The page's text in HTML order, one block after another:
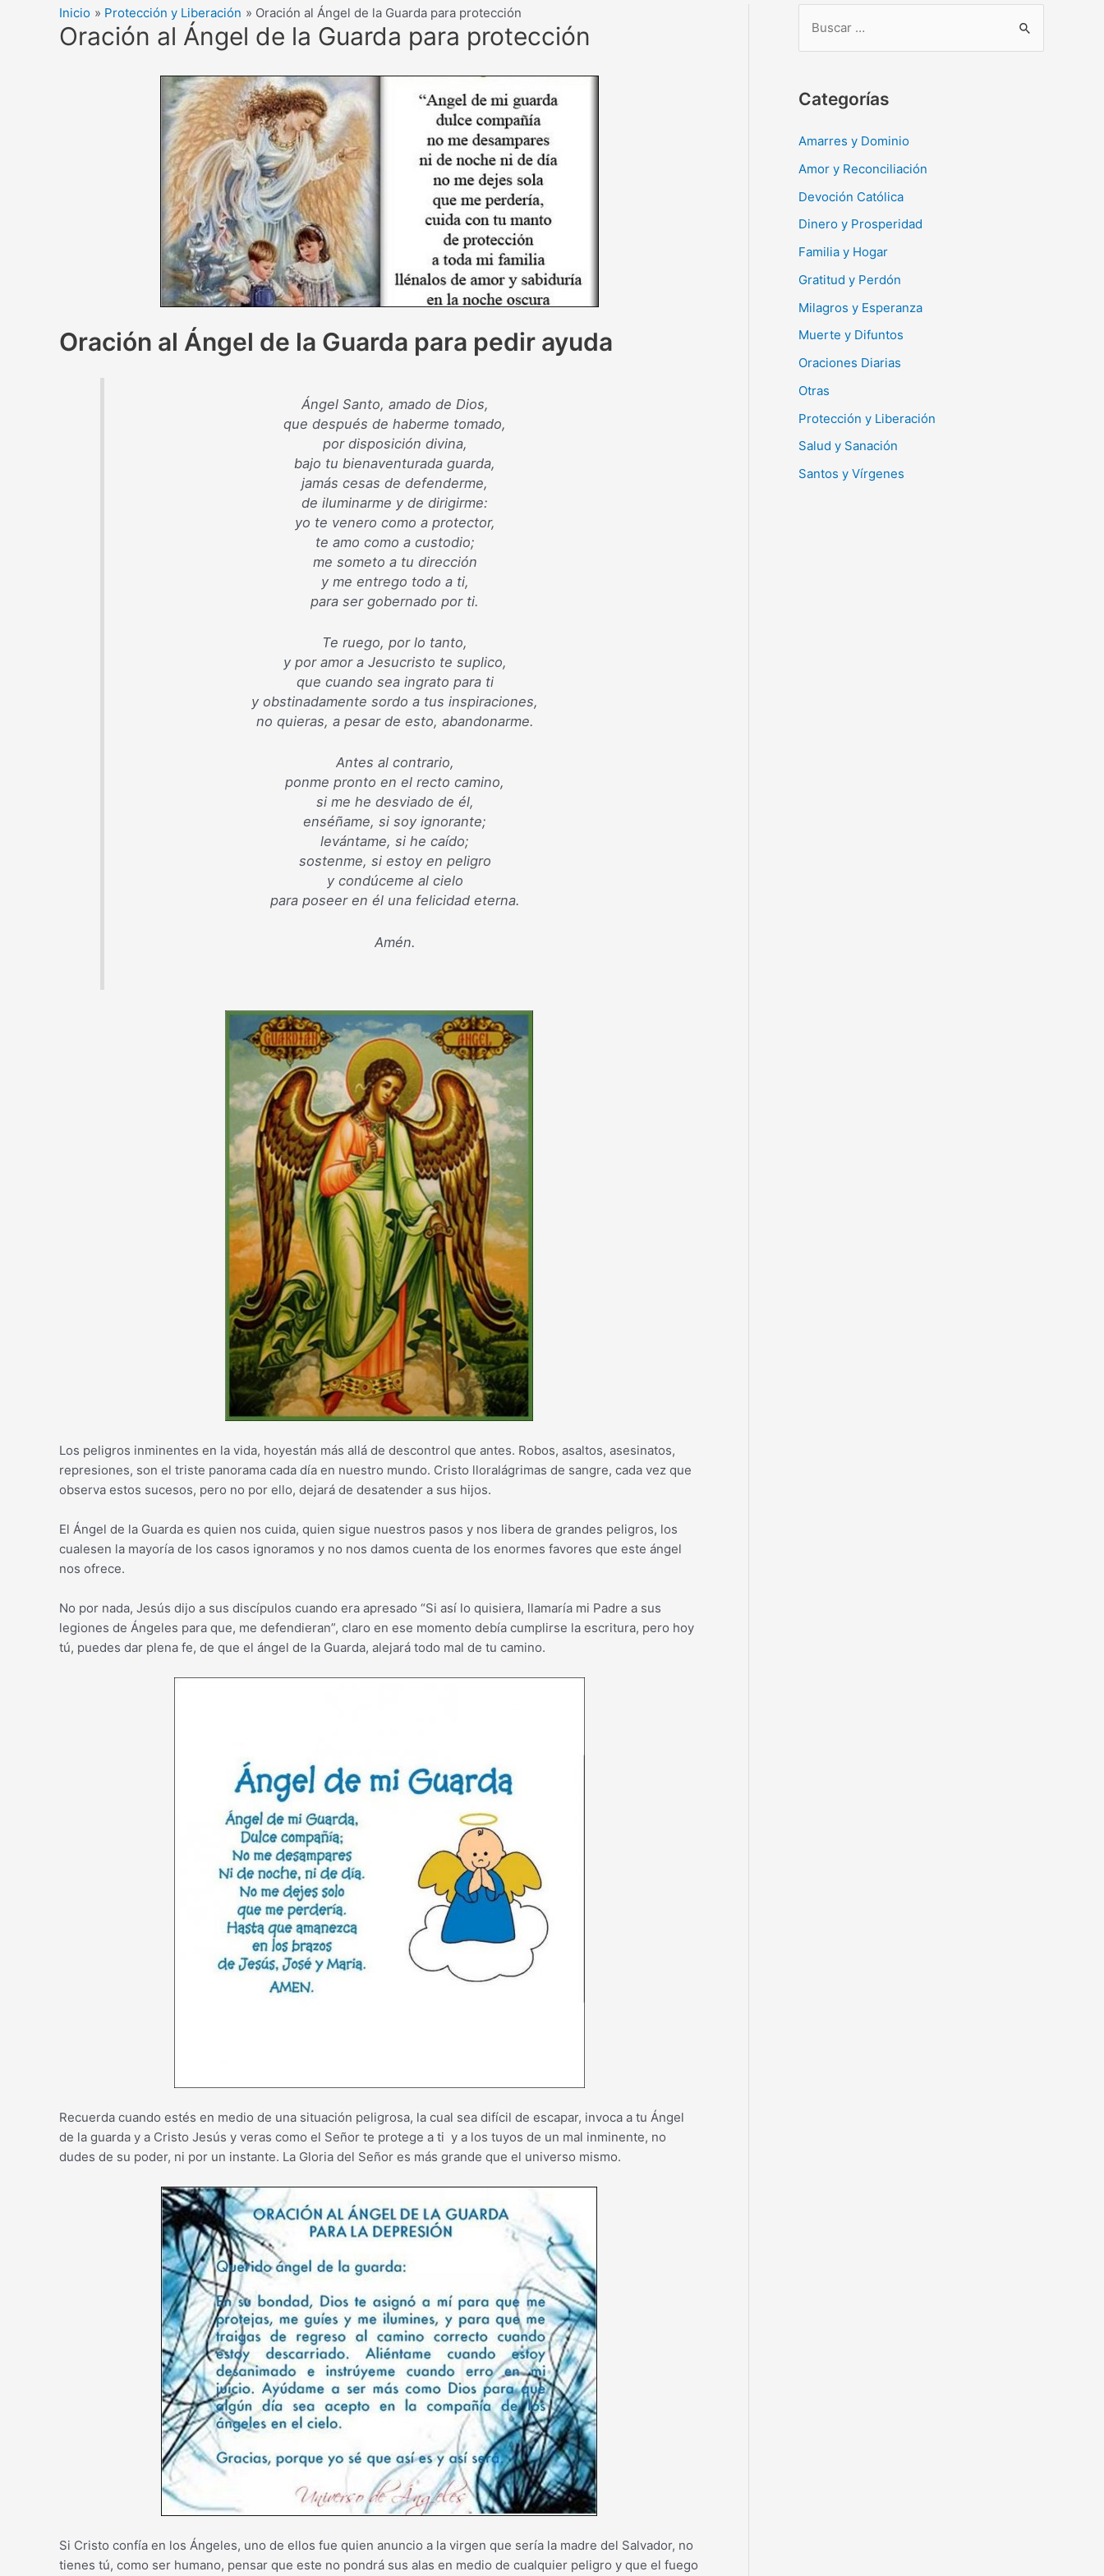
Inicio Protección y Liberación Oración al Ángel de la Guarda para protección
Oración al Ángel de la Guarda para protección
Oración al Ángel de la Guarda para pedir ayuda
Ángel Santo, amado de Dios,
que después de haberme tomado,
por disposición divina,
bajo tu bienaventurada guarda,
jamás cesas de defenderme,
de iluminarme y de dirigirme:
yo te venero como a protector,
te amo como a custodio;
me someto a tu dirección
y me entrego todo a ti,
para ser gobernado por ti.
Te ruego, por lo tanto,
y por amor a Jesucristo te suplico,
que cuando sea ingrato para ti
y obstinadamente sordo a tus inspiraciones,
no quieras, a pesar de esto, abandonarme.
Antes al contrario,
ponme pronto en el recto camino,
si me he desviado de él,
enséñame, si soy ignorante;
levántame, si he caído;
sostenme, si estoy en peligro
y condúceme al cielo
para poseer en él una felicidad eterna.
Amén.
Los peligros inminentes en la vida, hoyestán más allá de descontrol que antes. Robos, asaltos, asesinatos,
represiones, son el triste panorama cada día en nuestro mundo. Cristo lloralágrimas de sangre, cada vez que
observa estos sucesos, pero no por ello, dejará de desatender a sus hijos.
El Ángel de la Guarda es quien nos cuida, quien sigue nuestros pasos y nos libera de grandes peligros, los
cualesen la mayoría de los casos ignoramos y no nos damos cuenta de los enormes favores que este ángel
nos ofrece.
No por nada, Jesús dijo a sus discípulos cuando era apresado “Si así lo quisiera, llamaría mi Padre a sus
legiones de Ángeles para que, me defendieran”, claro en ese momento debía cumplirse la escritura, pero hoy
tú, puedes dar plena fe, de que el ángel de la Guarda, alejará todo mal de tu camino.
Recuerda cuando estés en medio de una situación peligrosa, la cual sea difícil de escapar, invoca a tu Ángel
de la guarda y a Cristo Jesús y veras como el Señor te protege a ti y a los tuyos de un mal inminente, no
dudes de su poder, ni por un instante. La Gloria del Señor es más grande que el universo mismo.
Si Cristo confía en los Ángeles, uno de ellos fue quien anuncio a la virgen que sería la madre del Salvador, no
tienes tú, como ser humano, pensar que este no pondrá sus alas en medio de cualquier peligro y que el fuego
c
r
Categorías
Amarres y Dominio
Amor y Reconciliación
Devoción Católica
Dinero y Prosperidad
Familia y Hogar
Gratitud y Perdón
Milagros y Esperanza
Muerte y Difuntos
Oraciones Diarias
Otras
Protección y Liberación
Salud y Sanación
Santos y Vírgenes